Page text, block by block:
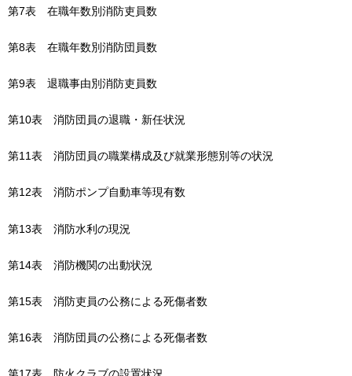
第7表 在職年数別消防吏員数
第8表 在職年数別消防団員数
第9表 退職事由別消防吏員数
第10表 消防団員の退職・新任状況
第11表 消防団員の職業構成及び就業形態別等の状況
第12表 消防ポンプ自動車等現有数
第13表 消防水利の現況
第14表 消防機関の出動状況
第15表 消防吏員の公務による死傷者数
第16表 消防団員の公務による死傷者数